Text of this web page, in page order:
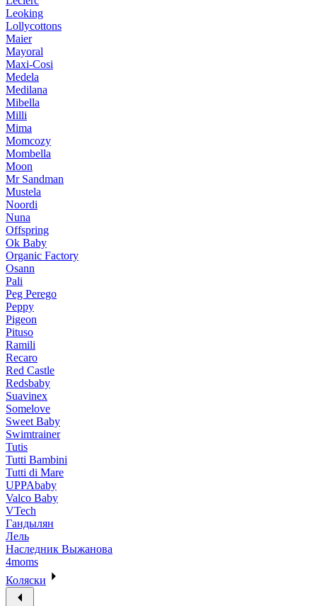
Leoking
Lollycottons
Maier
Mayoral
Maxi-Cosi
Medela
Medilana
Mibella
Milli
Mima
Momcozy
Mombella
Moon
Mr Sandman
Mustela
Noordi
Nuna
Offspring
Ok Baby
Organic Factory
Osann
Pali
Peg Perego
Peppy
Pigeon
Pituso
Ramili
Recaro
Red Castle
Redsbaby
Suavinex
Somelove
Sweet Baby
Swimtrainer
Tutis
Tutti Bambini
Tutti di Mare
UPPAbaby
Valco Baby
VTech
Гандылян
Лель
Наследник Выжанова
4moms
Коляски